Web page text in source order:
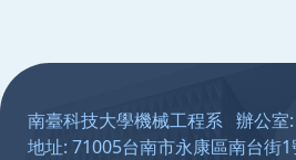
南臺科技大學機械工程系 辦公室:
地址: 71005台南市永康區南台街1